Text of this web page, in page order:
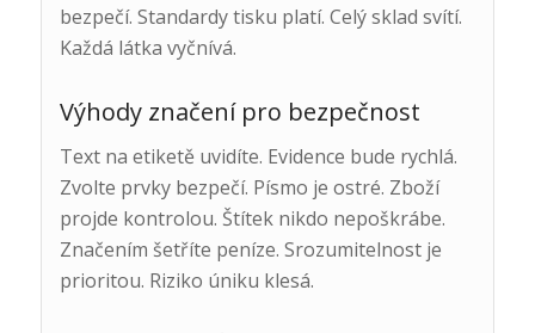
bezpečí. Standardy tisku platí. Celý sklad svítí.
Každá látka vyčnívá.
Výhody značení pro bezpečnost
Text na etiketě uvidíte. Evidence bude rychlá.
Zvolte prvky bezpečí. Písmo je ostré. Zboží
projde kontrolou. Štítek nikdo nepoškrábe.
Značením šetříte peníze. Srozumitelnost je
prioritou. Riziko úniku klesá.